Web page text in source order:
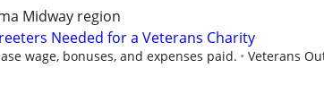
Midway region
Needed for a Veterans Charity
wage, bonuses, and expenses paid. Veterans